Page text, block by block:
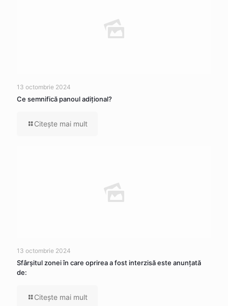
13 octombrie 2024
Ce semnifică panoul adițional?
Citeşte mai mult
13 octombrie 2024
Sfârșitul zonei în care oprirea a fost interzisă este anunțată
de:
Citeşte mai mult